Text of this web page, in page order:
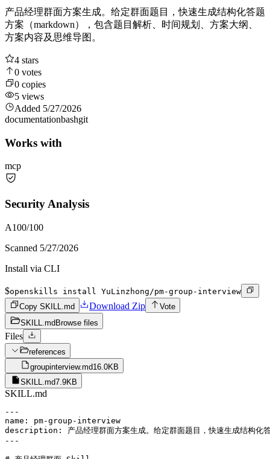
产品经理群面方案生成。给定群面题目，快速生成结构化答题
方案（markdown），包含题目解析、时间规划、方案大纲、
方案内容及思维导图。
4 stars
0 votes
0 copies
5 views
Added 5/27/2026
documentationbashgit
Works with
mcp
Security Analysis
A100/100
Scanned 5/27/2026
Install via CLI
$openskills install YuLinzhong/pm-group-interview
Copy SKILL.md
Download Zip
Vote
SKILL.md Browse files
Files
references
groupinterview.md16.0KB
SKILL.md7.9KB
SKILL.md
---
name: pm-group-interview
description: 产品经理群面方案生成。给定群面题目，快速生成结构化答
---